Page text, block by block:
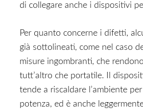
di collegare anche i dispositivi
Per quanto concerne i difetti,
già sottolineati, come nel caso
misure ingombranti, che
tutt’altro che portatile. Il
tende a riscaldare l’ambiente
potenza, ed è anche